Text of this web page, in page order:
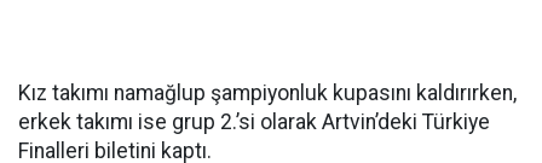
Kız takımı namağlup şampiyonluk kupasını kaldırırken,
erkek takımı ise grup 2.’si olarak Artvin’deki Türkiye
Finalleri biletini kaptı.